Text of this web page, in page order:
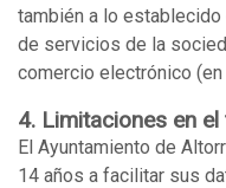
también a lo
de servicios de la
comercio electrónico (en
4. Limitaciones en
El Ayuntamiento de
14 años a facilitar sus